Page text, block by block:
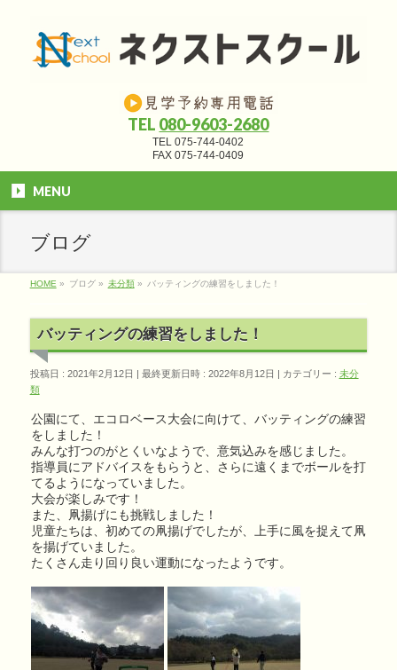
TEL 080-9603-2680
TEL 075-744-0402
FAX 075-744-0409
MENU
ブログ
HOME » ブログ» 未分類» バッティングの練習をしました！
バッティングの練習をしました！
投稿日 : 2021年2月12日 最終更新日時 : 2022年8月12日 カテゴリー : 未分
類
公園にて、エコロベース大会に向けて、バッティングの練習
をしました！
みんな打つのがとくいなようで、意気込みを感じました。
指導員にアドバイスをもらうと、さらに遠くまでボールを打
てるようになっていました。
大会が楽しみです！
また、凧揚げにも挑戦しました！
児童たちは、初めての凧揚げでしたが、上手に風を捉えて凧
を揚げていました。
たくさん走り回り良い運動になったようです。